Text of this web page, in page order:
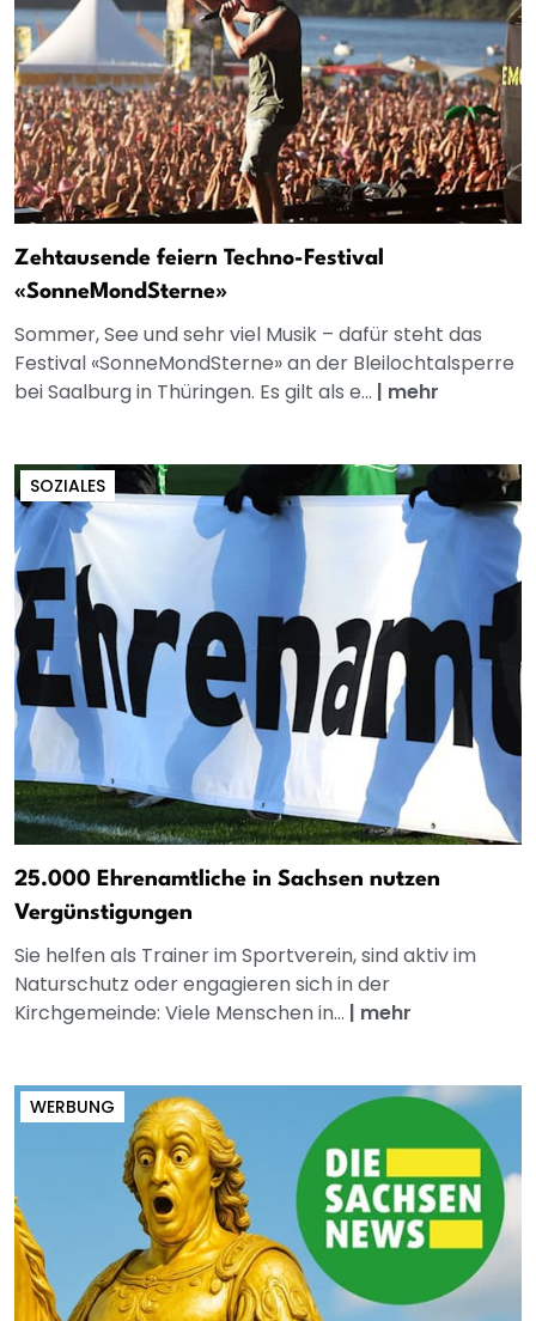
Zehtausende feiern Techno-Festival
«SonneMondSterne»
Sommer, See und sehr viel Musik – dafür steht das
Festival «SonneMondSterne» an der Bleilochtalsperre
bei Saalburg in Thüringen. Es gilt als e... | mehr
SOZIALES
25.000 Ehrenamtliche in Sachsen nutzen
Vergünstigungen
Sie helfen als Trainer im Sportverein, sind aktiv im
Naturschutz oder engagieren sich in der
Kirchgemeinde: Viele Menschen in... | mehr
WERBUNG